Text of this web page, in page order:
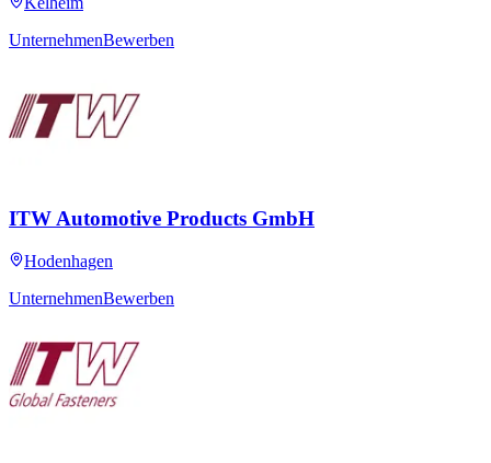
UnternehmenBewerben
ITW Automotive Products GmbH
Hodenhagen
UnternehmenBewerben